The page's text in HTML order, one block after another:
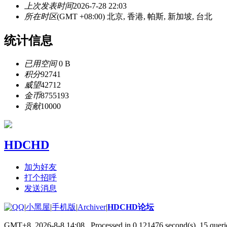
上次发表时间2026-7-28 22:03
所在时区(GMT +08:00) 北京, 香港, 帕斯, 新加坡, 台北
统计信息
已用空间0 B
积分92741
威望42712
金币8755193
贡献10000
HDCHD
加为好友
打个招呼
发送消息
|小黑屋|手机版|Archiver|HDCHD论坛
GMT+8, 2026-8-8 14:08 , Processed in 0.121476 second(s), 15